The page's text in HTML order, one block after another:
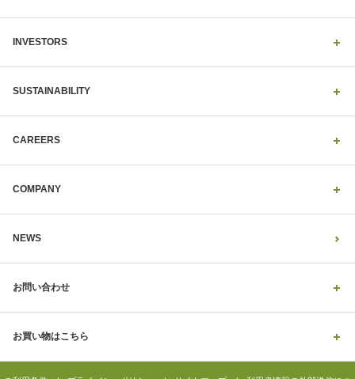
INVESTORS
SUSTAINABILITY
CAREERS
COMPANY
NEWS
お問い合わせ
お買い物はこちら